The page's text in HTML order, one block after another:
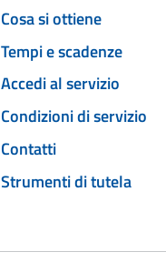
Cosa si ottiene
Tempi e scadenze
Accedi al servizio
Condizioni di servizio
Contatti
Strumenti di tutela